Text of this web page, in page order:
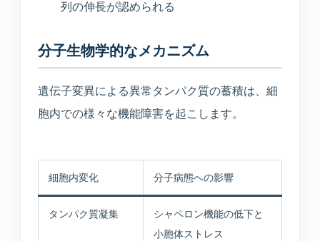
列の伸長が認められる
分子生物学的なメカニズム
遺伝子変異による異常タンパク質の蓄積は、細
胞内での様々な機能障害を起こします。
細胞内変化 分子病態への影響
タンパク質凝集
シャペロン機能の低下と
小胞体ストレス